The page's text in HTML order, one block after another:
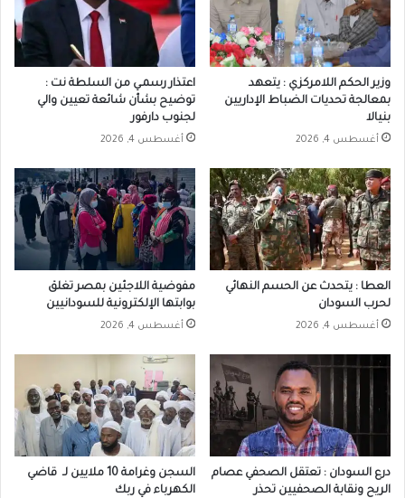
وزير الحكم اللامركزي : يتعهد
بمعالجة تحديات الضباط الإداريين
بنيالا
أغسطس 4, 2026
اعتذار رسمـي من السلطة نت :
توضيح بشأن شائعة تعيين والي
لجنوب دارفور
أغسطس 4, 2026
العطا : يتحدث عن الحسم النهائي
لحرب السودان
أغسطس 4, 2026
مفوضية اللاجئين بمصر تغلق
بوابتها الإلكترونية للسودانيين
أغسطس 4, 2026
درع السودان : تعتقل الصحفي عصام
الريح ونقابة الصحفيين تحذر
السجن وغرامة 10 ملايين لـ قاضي
الكهرباء في ربك